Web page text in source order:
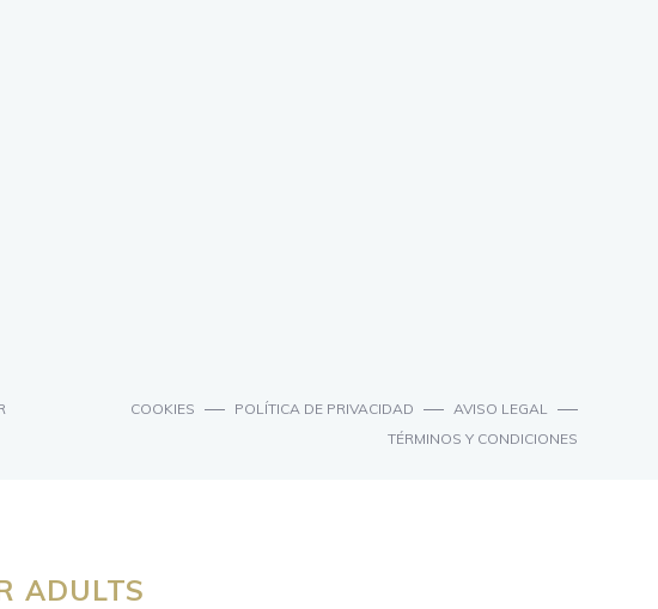
COOKIES POLÍTICA DE PRIVACIDAD
AVISO LEGAL
TÉRMINOS Y CONDICIONES
ADULTS